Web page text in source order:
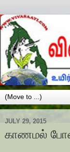
JULY 29, 2015
காணமல்